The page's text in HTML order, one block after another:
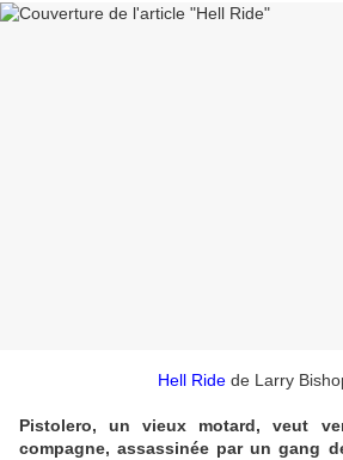
Hell Ride de Larry
Pistolero, un vieux motard, veut
compagne, assassinée par un gang